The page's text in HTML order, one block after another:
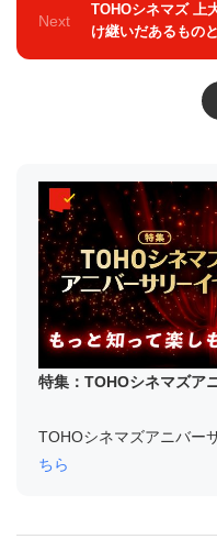
Next
TOHOシネマズ 上
け継いだあるもの
特集：TOHOシネマズア
TOHOシネマズアニバー
ちら